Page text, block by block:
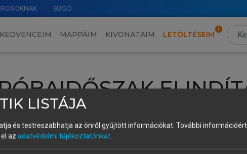
SÚGÓ
KEDVENCEIM MAPPÁIM KIVONATAIM LETÖLTÉSEIM
lépj be a saját fiókoddal, iskolai azonosítóddal vagy
Új felhasználóként1 óra díjmentes hozzáférésrevagy
elindításához,
vagy hozz
LISTÁJA
és testreszabhatja az önről gyűjtött információkat. További
az adatvédelmi tájékoztatónkat.